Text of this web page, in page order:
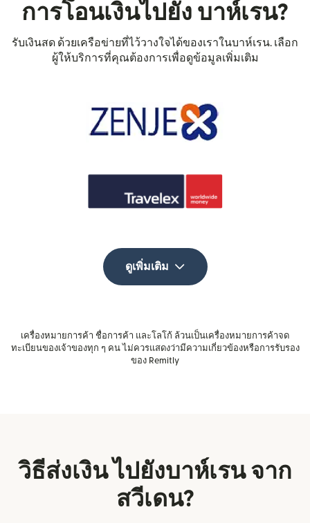
การโอนเงินไปยัง บาห์เรน?
รับเงินสด ด้วยเครือข่ายที่ไว้วางใจได้ของเราในบาห์เรน. เลือก
ผู้ให้บริการที่คุณต้องการเพื่อดูข้อมูลเพิ่มเติม
ดูเพิ่มเติม
เครื่องหมายการค้า ชื่อการค้า และโลโก้ ล้วนเป็นเครื่องหมายการค้าจด
ทะเบียนของเจ้าของทุก ๆ คน ไม่ควรแสดงว่ามีความเกี่ยวข้องหรือการรับรอง
ของ Remitly
วิธีส่งเงิน ไปยังบาห์เรน จาก
สวีเดน?